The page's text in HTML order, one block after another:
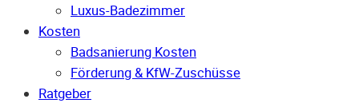
Luxus-Badezimmer
Kosten
Badsanierung Kosten
Förderung & KfW-Zuschüsse
Ratgeber